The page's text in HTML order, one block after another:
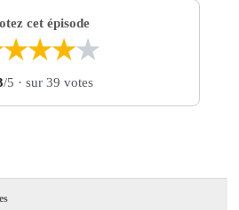
cet épisode
★★★★
/5 · sur 39 votes